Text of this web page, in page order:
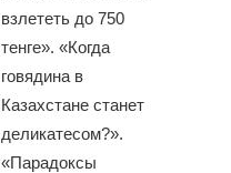
взлететь до 750
тенге». «Когда
говядина в
Казахстане станет
деликатесом?».
«Парадоксы